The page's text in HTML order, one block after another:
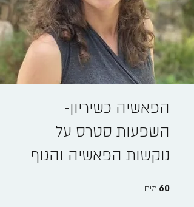
הפאשיה כשיריון-
השפעות סטרס על
נוקשות הפאשיה והגוף
60ימים